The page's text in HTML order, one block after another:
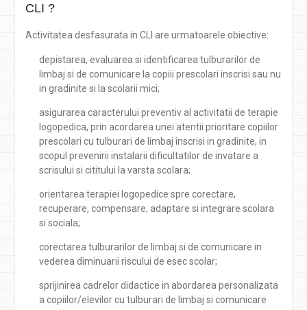
CLI ?
Activitatea desfasurata in CLI are urmatoarele obiective:
depistarea, evaluarea si identificarea tulburarilor de
limbaj si de comunicare la copiii prescolari inscrisi sau nu
in gradinite si la scolarii mici;
asigurarea caracterului preventiv al activitatii de terapie
logopedica, prin acordarea unei atentii prioritare copiilor
prescolari cu tulburari de limbaj inscrisi in gradinite, in
scopul prevenirii instalarii dificultatilor de invatare a
scrisului si cititului la varsta scolara;
orientarea terapiei logopedice spre corectare,
recuperare, compensare, adaptare si integrare scolara
si sociala;
corectarea tulburarilor de limbaj si de comunicare in
vederea diminuarii riscului de esec scolar;
sprijinirea cadrelor didactice in abordarea personalizata
a copiilor/elevilor cu tulburari de limbaj si comunicare